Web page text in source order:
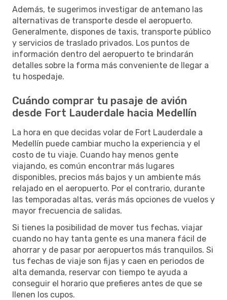
Además, te sugerimos investigar de antemano las
alternativas de transporte desde el aeropuerto.
Generalmente, dispones de taxis, transporte público
y servicios de traslado privados. Los puntos de
información dentro del aeropuerto te brindarán
detalles sobre la forma más conveniente de llegar a
tu hospedaje.
Cuándo comprar tu pasaje de avión
desde Fort Lauderdale hacia Medellín
La hora en que decidas volar de Fort Lauderdale a
Medellín puede cambiar mucho la experiencia y el
costo de tu viaje. Cuando hay menos gente
viajando, es común encontrar más lugares
disponibles, precios más bajos y un ambiente más
relajado en el aeropuerto. Por el contrario, durante
las temporadas altas, verás más opciones de vuelos y
mayor frecuencia de salidas.
Si tienes la posibilidad de mover tus fechas, viajar
cuando no hay tanta gente es una manera fácil de
ahorrar y de pasar por aeropuertos más tranquilos. Si
tus fechas de viaje son fijas y caen en periodos de
alta demanda, reservar con tiempo te ayuda a
conseguir el horario que prefieres antes de que se
llenen los cupos.